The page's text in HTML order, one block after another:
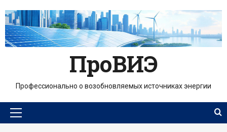
содержимому
ПроВИЭ
Профессионально о возобновляемых источниках энергии
Основное